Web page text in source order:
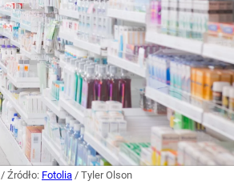
/ Źródło: Fotolia / Tyler Olson